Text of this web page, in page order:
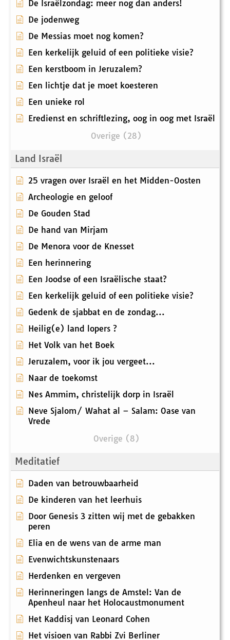
De Israëlzondag: meer nog dan anders!
De jodenweg
De Messias moet nog komen?
Een kerkelijk geluid of een politieke visie?
Een kerstboom in Jeruzalem?
Een lichtje dat je moet koesteren
Een unieke rol
Eredienst en schriftlezing, oog in oog met Israël
Overige (28)
Land Israël
25 vragen over Israël en het Midden-Oosten
Archeologie en geloof
De Gouden Stad
De hand van Mirjam
De Menora voor de Knesset
Een herinnering
Een Joodse of een Israëlische staat?
Een kerkelijk geluid of een politieke visie?
Gedenk de sjabbat en de zondag...
Heilig(e) land lopers ?
Het Volk van het Boek
Jeruzalem, voor ik jou vergeet...
Naar de toekomst
Nes Ammim, christelijk dorp in Israël
Neve Sjalom/ Wahat al – Salam: Oase van
Vrede
Overige (8)
Meditatief
Daden van betrouwbaarheid
De kinderen van het leerhuis
Door Genesis 3 zitten wij met de gebakken
peren
Elia en de wens van de arme man
Evenwichtskunstenaars
Herdenken en vergeven
Herinneringen langs de Amstel: Van de
Apenheul naar het Holocaustmonument
Het Kaddisj van Leonard Cohen
Het visioen van Rabbi Zvi Berliner